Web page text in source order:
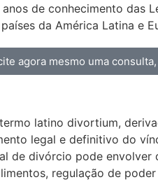
de conhecimento das
da América Latina e
agora mesmo uma
latino divortium,
legal e definitivo do
de divórcio pode envolver
regulação de